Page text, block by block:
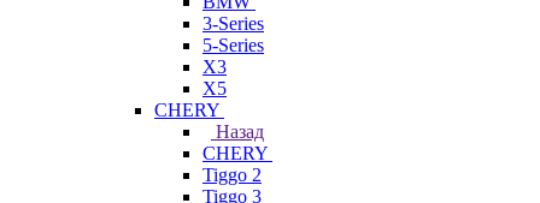
3-Series
5-Series
X3
X5
CHERY
Назад
CHERY
Tiggo 2
Tiggo 3